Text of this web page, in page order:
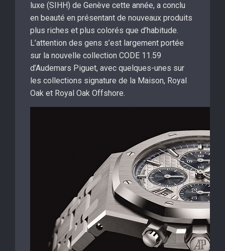
luxe (SIHH) de Genève cette année, a conclu
en beauté en présentant de nouveaux produits
plus riches et plus colorés que d’habitude.
L’attention des gens s’est largement portée
sur la nouvelle collection CODE 11.59
d’Audemars Piguet, avec quelques-unes sur
les collections signature de la Maison, Royal
Oak et Royal Oak Offshore.